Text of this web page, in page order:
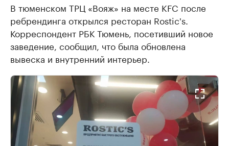
В тюменском ТРЦ «Вояж» на месте KFC после
ребрендинга открылся ресторан Rostic's.
Корреспондент РБК Тюмень, посетивший новое
заведение, сообщил, что была обновлена
вывеска и внутренний интерьер.